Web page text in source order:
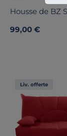
Housse de BZ
99,00 €
Liv. offerte